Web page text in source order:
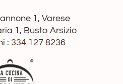
1, Varese
1, Busto Arsizio
: 334 127 8236